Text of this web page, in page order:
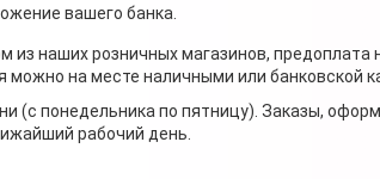
вашего банка.
из наших розничных магазинов, предоплата
на месте наличными или банковской
(с понедельника по пятницу). Заказы,
рабочий день.